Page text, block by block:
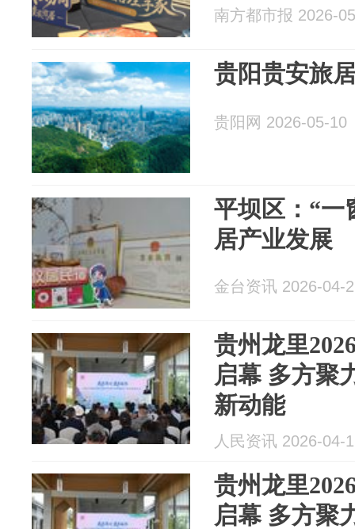
南方都市报 2026-
贵阳贵安旅
贵阳网 2026-05-10
平坝区：“一
居产业发展
金台资讯 2026-04-
贵州龙里
启幕 多方聚
新动能
人民资讯 2026-04-
贵州龙里
启幕 多方聚